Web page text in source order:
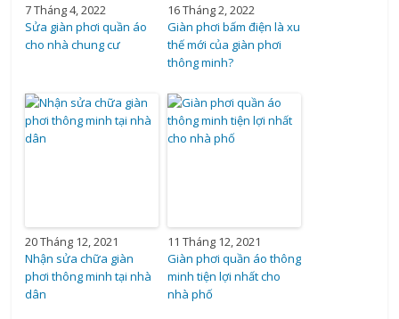
7 Tháng 4, 2022
Sửa giàn phơi quần áo
cho nhà chung cư
16 Tháng 2, 2022
Giàn phơi bấm điện là xu
thế mới của giàn phơi
thông minh?
20 Tháng 12, 2021
Nhận sửa chữa giàn
phơi thông minh tại nhà
dân
11 Tháng 12, 2021
Giàn phơi quần áo thông
minh tiện lợi nhất cho
nhà phố